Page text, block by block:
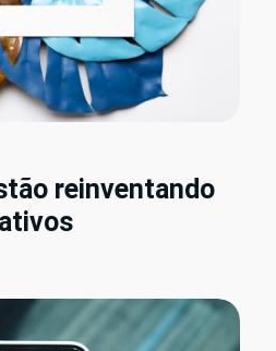
reinventando